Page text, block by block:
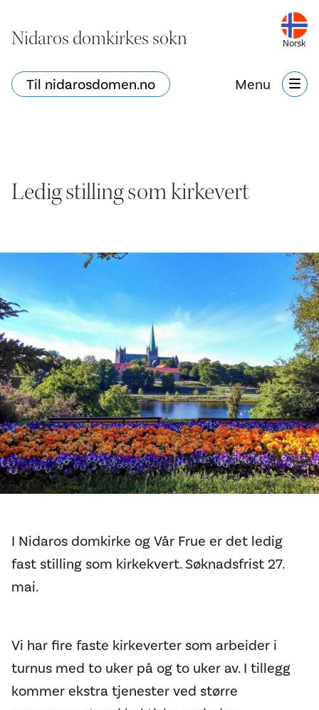
Nidaros domkirkes sokn Norsk
Til nidarosdomen.no Menu
Ledig stilling som kirkevert
I Nidaros domkirke og Vår Frue er det ledig
fast stilling som kirkekvert. Søknadsfrist 27.
mai.
Vi har fire faste kirkeverter som arbeider i
turnus med to uker på og to uker av. I tillegg
kommer ekstra tjenester ved større